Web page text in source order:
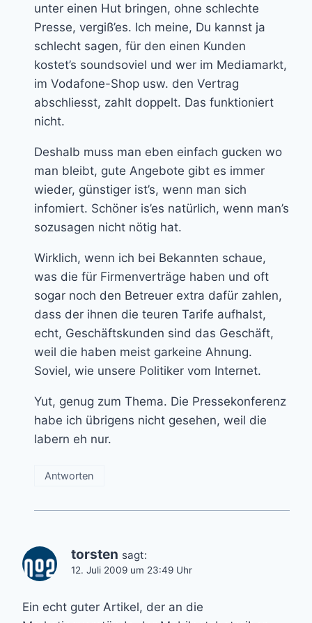
unter einen Hut bringen, ohne schlechte
Presse, vergiß’es. Ich meine, Du kannst ja
schlecht sagen, für den einen Kunden
kostet’s soundsoviel und wer im Mediamarkt,
im Vodafone-Shop usw. den Vertrag
abschliesst, zahlt doppelt. Das funktioniert
nicht.
Deshalb muss man eben einfach gucken wo
man bleibt, gute Angebote gibt es immer
wieder, günstiger ist’s, wenn man sich
infomiert. Schöner is’es natürlich, wenn man’s
sozusagen nicht nötig hat.
Wirklich, wenn ich bei Bekannten schaue,
was die für Firmenverträge haben und oft
sogar noch den Betreuer extra dafür zahlen,
dass der ihnen die teuren Tarife aufhalst,
echt, Geschäftskunden sind das Geschäft,
weil die haben meist garkeine Ahnung.
Soviel, wie unsere Politiker vom Internet.
Yut, genug zum Thema. Die Pressekonferenz
habe ich übrigens nicht gesehen, weil die
labern eh nur.
Antworten
torsten sagt:
12. Juli 2009 um 23:49 Uhr
Ein echt guter Artikel, der an die